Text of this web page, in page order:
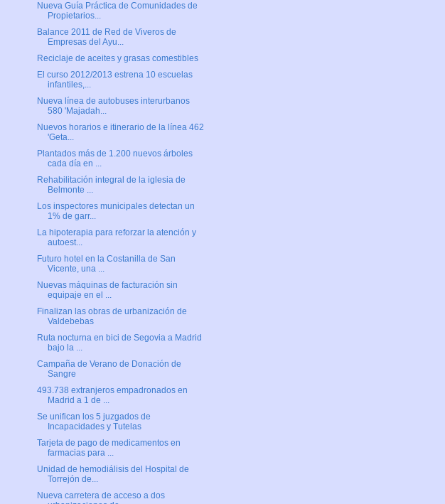
Nueva Guía Práctica de Comunidades de
Propietarios...
Balance 2011 de Red de Viveros de
Empresas del Ayu...
Reciclaje de aceites y grasas comestibles
El curso 2012/2013 estrena 10 escuelas
infantiles,...
Nueva línea de autobuses interurbanos
580 'Majadah...
Nuevos horarios e itinerario de la línea 462
'Geta...
Plantados más de 1.200 nuevos árboles
cada día en ...
Rehabilitación integral de la iglesia de
Belmonte ...
Los inspectores municipales detectan un
1% de garr...
La hipoterapia para reforzar la atención y
autoest...
Futuro hotel en la Costanilla de San
Vicente, una ...
Nuevas máquinas de facturación sin
equipaje en el ...
Finalizan las obras de urbanización de
Valdebebas
Ruta nocturna en bici de Segovia a Madrid
bajo la ...
Campaña de Verano de Donación de
Sangre
493.738 extranjeros empadronados en
Madrid a 1 de ...
Se unifican los 5 juzgados de
Incapacidades y Tutelas
Tarjeta de pago de medicamentos en
farmacias para ...
Unidad de hemodiálisis del Hospital de
Torrejón de...
Nueva carretera de acceso a dos